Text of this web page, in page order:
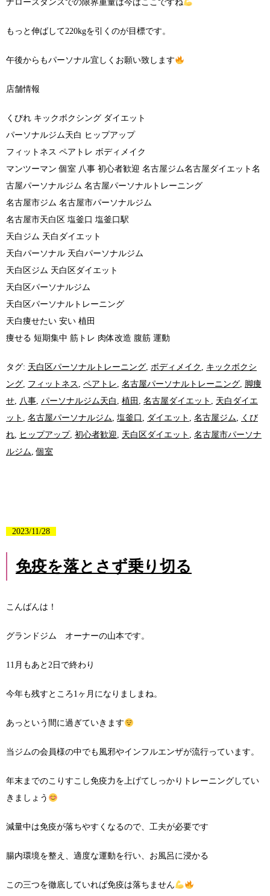
ナロースタンスでの限界重量は今はここですね
もっと伸ばして220kgを引くのが目標です。
午後からもパーソナル宜しくお願い致します
店舗情報
くびれ キックボクシング ダイエット
パーソナルジム天白 ヒップアップ
フィットネス ペアトレ ボディメイク
マンツーマン 個室 八事 初心者歓迎 名古屋ジム名古屋ダイエット名
古屋パーソナルジム 名古屋パーソナルトレーニング
名古屋市ジム 名古屋市パーソナルジム
名古屋市天白区 塩釜口 塩釜口駅
天白ジム 天白ダイエット
天白パーソナル 天白パーソナルジム
天白区ジム 天白区ダイエット
天白区パーソナルジム
天白区パーソナルトレーニング
天白痩せたい 安い 植田
痩せる 短期集中 筋トレ 肉体改造 腹筋 運動
タグ: 天白区パーソナルトレーニング, ボディメイク , キックボクシ
ング, フィットネス , ペアトレ, 名古屋パーソナルトレーニング, 脚痩
せ, 八事, パーソナルジム天白 , 植田 , 名古屋ダイエット , 天白ダイエ
ット , 名古屋パーソナルジム, 塩釜口 , ダイエット , 名古屋ジム, くび
れ, ヒップアップ, 初心者歓迎, 天白区ダイエット , 名古屋市パーソナ
ルジム,個室
2023/11/28
免疫を落とさず乗り切る
こんばんは！
グランドジム オーナーの山本です。
11月もあと2日で終わり
今年も残すところ1ヶ月になりましまね。
あっという間に過ぎていきます
当ジムの会員様の中でも風邪やインフルエンザが流行っています。
年末までのこりすこし免疫力を上げてしっかりトレーニングしてい
きましょう
減量中は免疫が落ちやすくなるので、工夫が必要です
腸内環境を整え、適度な運動を行い、お風呂に浸かる
この三つを徹底していれば免疫は落ちません